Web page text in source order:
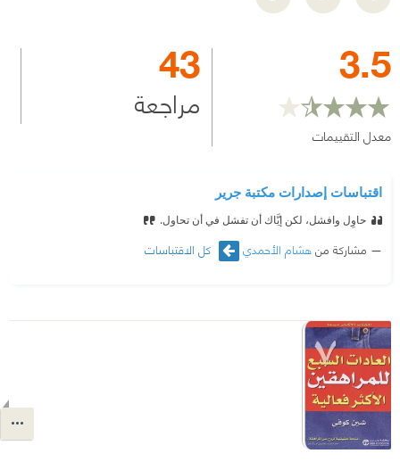
3.5
معدل التقييمات
43
مراجعة
اقتباسات إصدارات مكتبة جرير
⁠‫حاوِل وافشل، لكن إيَّاك أن تفشل في أن تحاول.
مشاركة منهشام الأحمدي كل الاقتباسات